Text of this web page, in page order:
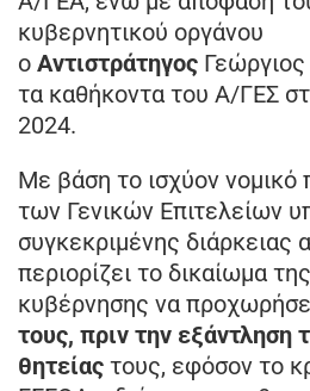
κυβερνητικού οργάνου
ο Αντιστράτηγος
τα καθήκοντα του Α/ΓΕΣ
2024.
Με βάση το ισχύον νομικό
των Γενικών Επιτελείων
συγκεκριμένης διάρκειας
περιορίζει το δικαίωμα
κυβέρνησης να
τους, πριν την εξάντληση
θητείας τους, εφόσον το